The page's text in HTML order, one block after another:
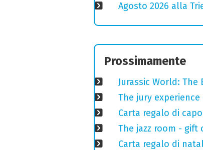
Agosto 2026 alla
Prossimamente
Jurassic World:
The jury experience
Carta regalo di
The jazz room - gift
Carta regalo di